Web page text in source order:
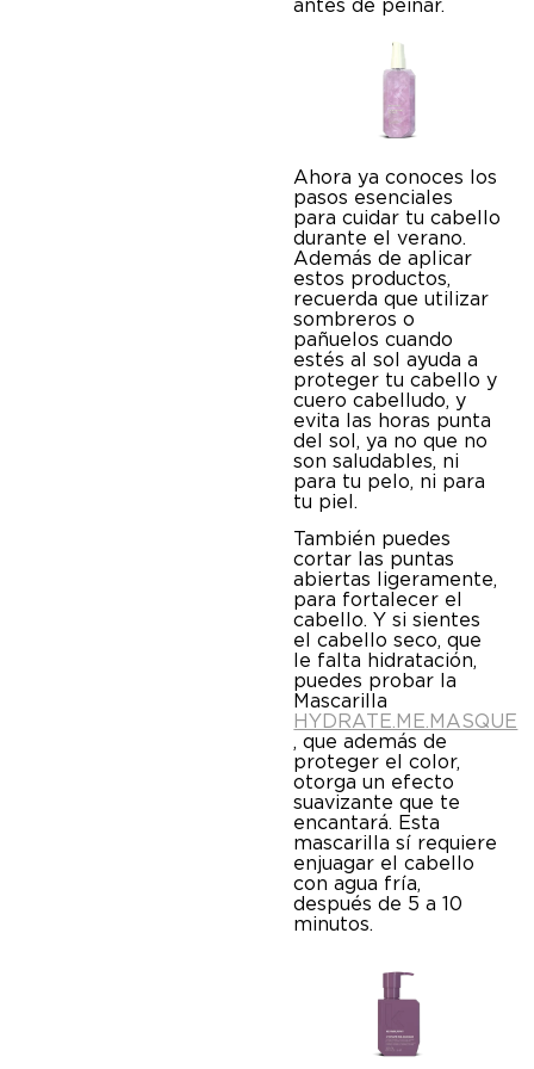
antes de peinar.
Ahora ya conoces los
pasos esenciales
para cuidar tu cabello
durante el verano.
Además de aplicar
estos productos,
recuerda que utilizar
sombreros o
pañuelos cuando
estés al sol ayuda a
proteger tu cabello y
cuero cabelludo, y
evita las horas punta
del sol, ya no que no
son saludables, ni
para tu pelo, ni para
tu piel.
También puedes
cortar las puntas
abiertas ligeramente,
para fortalecer el
cabello. Y si sientes
el cabello seco, que
le falta hidratación,
puedes probar la
Mascarilla
HYDRATE.ME.MASQUE
, que además de
proteger el color,
otorga un efecto
suavizante que te
encantará. Esta
mascarilla sí requiere
enjuagar el cabello
con agua fría,
después de 5 a 10
minutos.